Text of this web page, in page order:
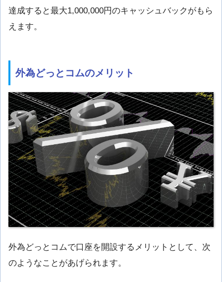
達成すると最大1,000,000円のキャッシュバックがもら
えます。
外為どっとコムのメリット
外為どっとコムで口座を開設するメリットとして、次
のようなことがあげられます。